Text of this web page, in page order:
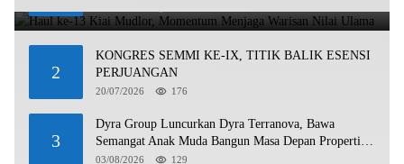
2
KONGRES SEMMI KE-IX, TITIK BALIK ESENSI
PERJUANGAN
20/07/2026 176
3
Dyra Group Luncurkan Dyra Terranova, Bawa
Semangat Anak Muda Bangun Masa Depan Properti
Batam
03/08/2026 129